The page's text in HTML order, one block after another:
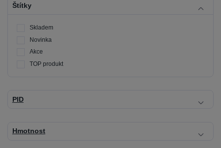
Štítky
Skladem
Novinka
Akce
TOP produkt
PID
Hmotnost